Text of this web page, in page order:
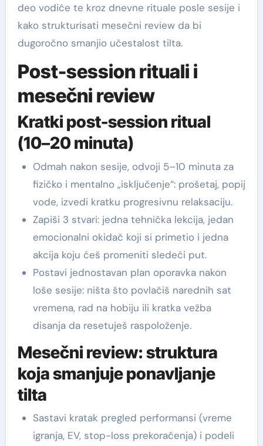
deo vodiće te kroz dnevne rituale posle sesije i
kako strukturisati mesečni review da bi
dugoročno smanjio učestalost tilta.
Post-session rituali i
mesečni review
Kratki post-session ritual
(10–20 minuta)
Odmah nakon sesije, odvoji 5–10 minuta za
fizičko i mentalno „isključenje“: prošetaj, popij
vode, izvedi kratku progresivnu relaksaciju.
Zapiši 3 stvari: jedna tehnička lekcija, jedan
emocionalni okidač koji si primetio i jedna
akcija koju ćeš promeniti sledeći put.
Postavi jednostavan plan oporavka nakon
loše sesije: ništa što povlačiš narednih sat
vremena, rad na hobiju ili kratka vežba
disanja da resetuješ raspoloženje.
Mesečni review: struktura
koja smanjuje ponavljanje
tilta
Sastavi kratak pregled performansi (vreme
igranja, EV, stop-loss prekoračenja) i podeli